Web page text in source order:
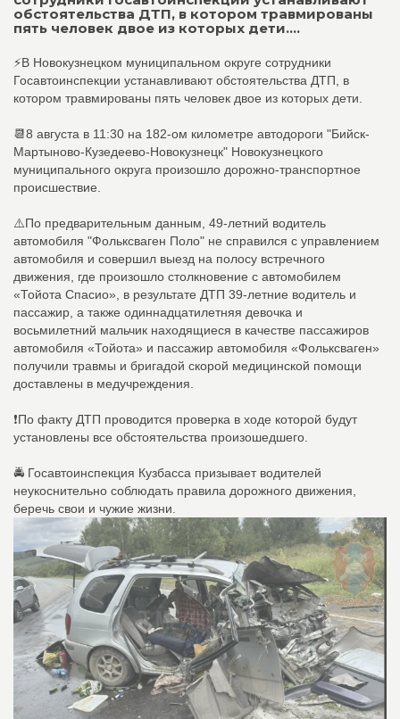
обстоятельства ДТП, в котором травмированы
пять человек двое из которых дети....
⚡️В Новокузнецком муниципальном округе сотрудники
Госавтоинспекции устанавливают обстоятельства ДТП, в
котором травмированы пять человек двое из которых дети.
📆8 августа в 11:30 на 182-ом километре автодороги "Бийск-
Мартыново-Кузедеево-Новокузнецк" Новокузнецкого
муниципального округа произошло дорожно-транспортное
происшествие.
⚠️По предварительным данным, 49-летний водитель
автомобиля "Фольксваген Поло" не справился с управлением
автомобиля и совершил выезд на полосу встречного
движения, где произошло столкновение с автомобилем
«Тойота Спасио», в результате ДТП 39-летние водитель и
пассажир, а также одиннадцатилетняя девочка и
восьмилетний мальчик находящиеся в качестве пассажиров
автомобиля «Тойота» и пассажир автомобиля «Фольксваген»
получили травмы и бригадой скорой медицинской помощи
доставлены в медучреждения.
❗️По факту ДТП проводится проверка в ходе которой будут
установлены все обстоятельства произошедшего.
🚔 Госавтоинспекция Кузбасса призывает водителей
неукоснительно соблюдать правила дорожного движения,
беречь свои и чужие жизни.